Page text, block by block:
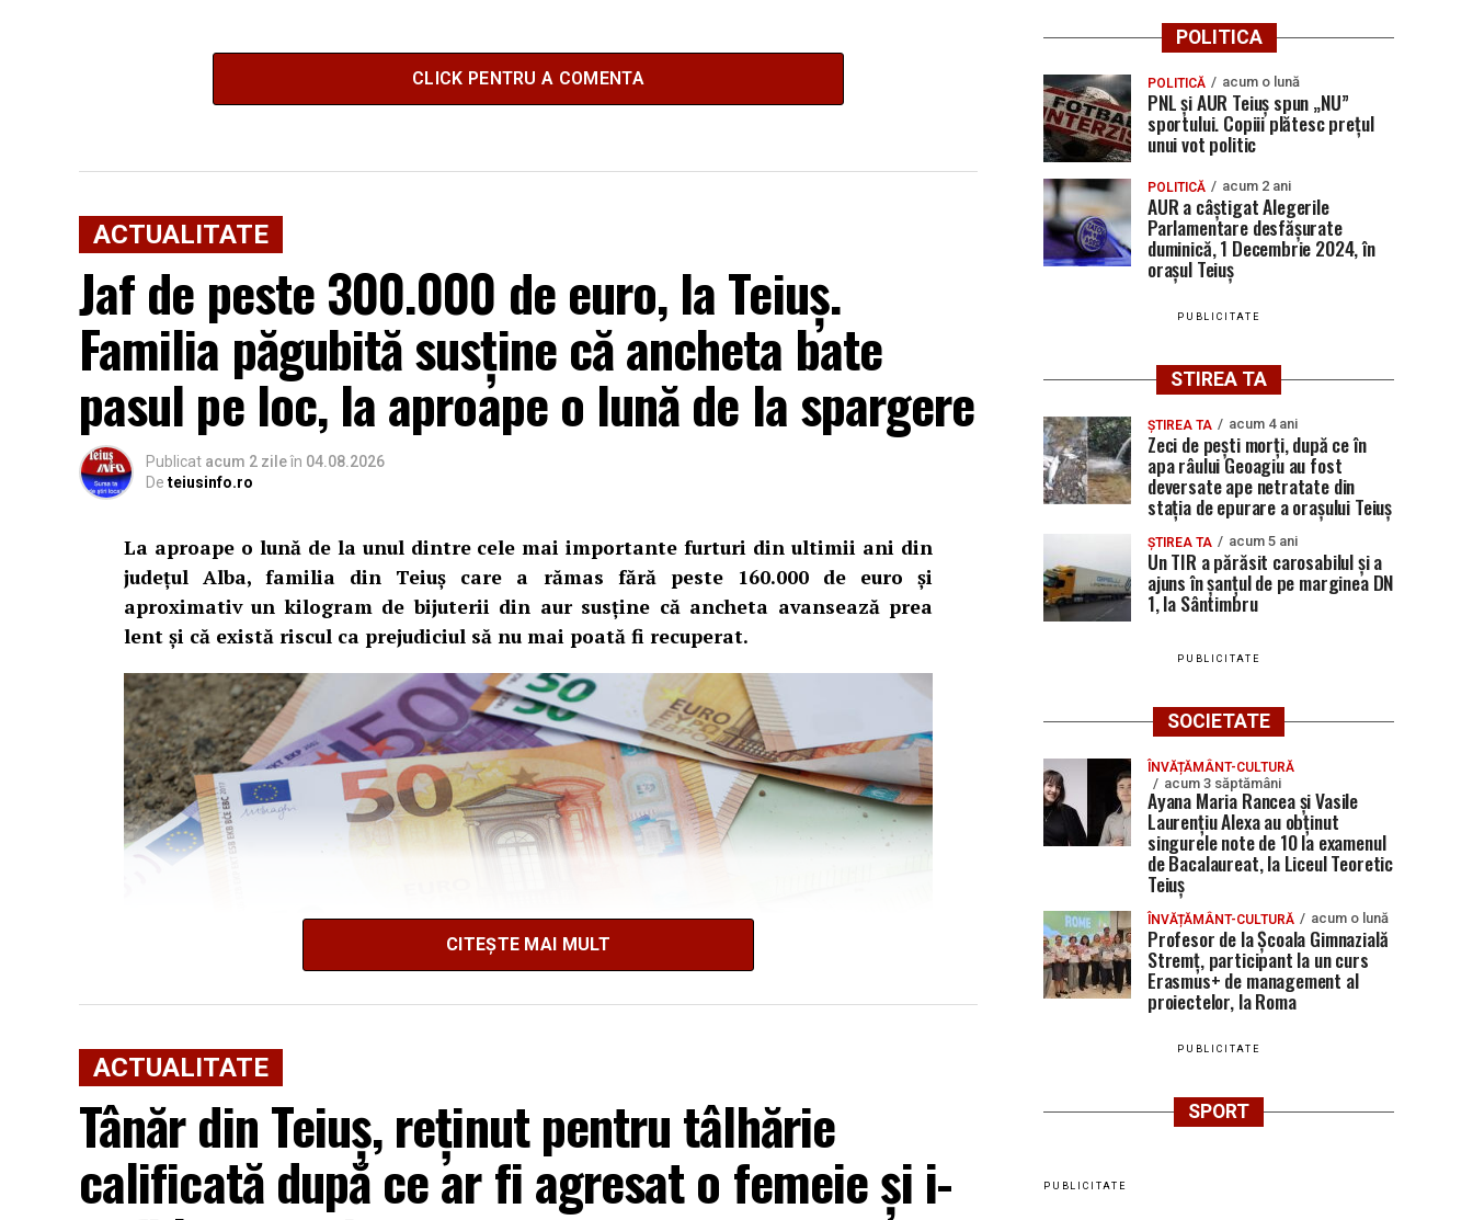
CLICK PENTRU A COMENTA
ACTUALITATE
Jaf de peste 300.000 de euro, la Teiuș.
Familia păgubită susține că ancheta bate
pasul pe loc, la aproape o lună de la spargere
Publicat acum 2 zileîn 04.08.2026
De teiusinfo.ro
La aproape o lună de la unul dintre cele mai importante furturi din ultimii ani din
județul Alba, familia din Teiuș care a rămas fără peste 160.000 de euro și
aproximativ un kilogram de bijuterii din aur susține că ancheta avansează prea
lent și că există riscul ca prejudiciul să nu mai poată fi recuperat.
CITEȘTE MAI MULT
ACTUALITATE
Tânăr din Teiuș, reținut pentru tâlhărie
calificată după ce ar fi agresat o femeie și i-
POLITICA
POLITICĂ acum o lună
PNL și AUR Teiuș spun „NU”
sportului. Copiii plătesc prețul
unui vot politic
POLITICĂ acum 2 ani
AUR a câștigat Alegerile
Parlamentare desfășurate
duminică, 1 Decembrie 2024, în
orașul Teiuș
PUBLICITATE
STIREA TA
ȘTIREA TA acum 4 ani
Zeci de pești morți, după ce în
apa râului Geoagiu au fost
deversate ape netratate din
stația de epurare a orașului Teiuș
ȘTIREA TA acum 5 ani
Un TIR a părăsit carosabilul și a
ajuns în șanțul de pe marginea DN
1, la Sântimbru
PUBLICITATE
SOCIETATE
ÎNVĂȚĂMÂNT-CULTURĂ
acum 3 săptămâni
Ayana Maria Rancea și Vasile
Laurențiu Alexa au obținut
singurele note de 10 la examenul
de Bacalaureat, la Liceul Teoretic
Teiuș
ÎNVĂȚĂMÂNT-CULTURĂ acum o lună
Profesor de la Școala Gimnazială
Stremț, participant la un curs
Erasmus+ de management al
proiectelor, la Roma
PUBLICITATE
SPORT
PUBLICITATE